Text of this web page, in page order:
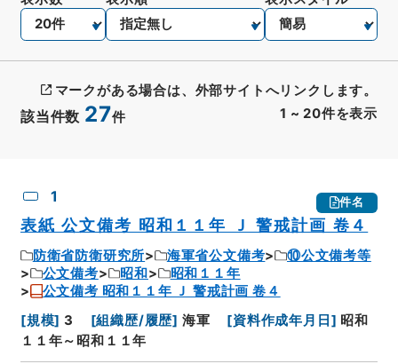
該当件数 27件 1 ~ 20件を表示
マークがある場合は、外部サイトへリンクします。
1 件名
表紙 公文備考 昭和１１年 Ｊ 警戒計画 卷４
防衛省防衛研究所 海軍省公文備考
⑩公文備考等
公文備考
昭和
昭和１１年
公文備考 昭和１１年 Ｊ 警戒計画 卷４
[規模] 3 [組織歴/履歴] 海軍 [資料作成年月日 ] 昭和
１１年～昭和１１年